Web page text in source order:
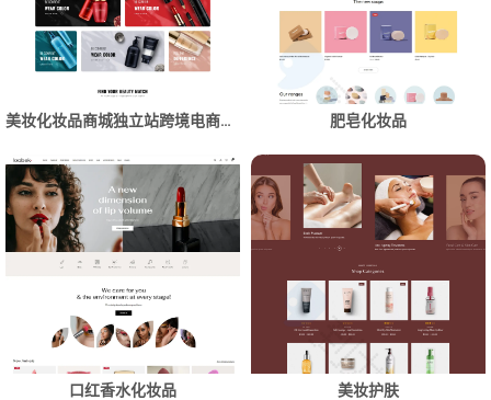
美妆化妆品商城独立站跨境电商网站建设制作 肥皂化妆品
口红香水化妆品 美妆护肤